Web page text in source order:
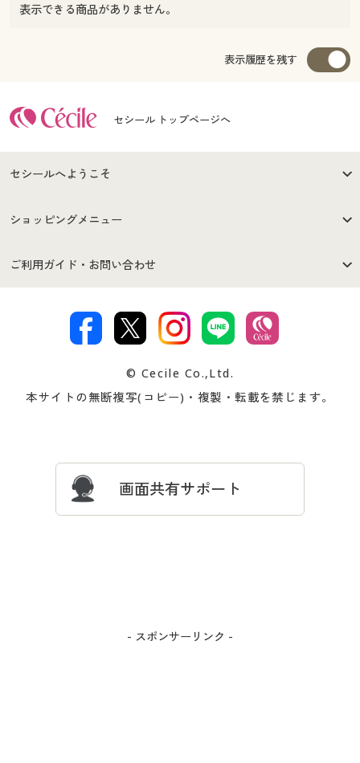
表示できる商品がありません。
表示履歴を残す
セシール トップページへ
セシールへようこそ
はじめての方へ
セシールご利用規約
著作権・商標について 会社案内
ショッピングメニュー
商品カテゴリ
プレゼント＆キャンペーン サイトマップ
ご利用ガイド・お問い合わせ
交換・返品は お支払は
ついて
忘れの場合
© Cecile Co.,Ltd.
本サイトの無断複写(コピー)・複製・転載を禁じます。
画面共有サポート
- スポンサーリンク -